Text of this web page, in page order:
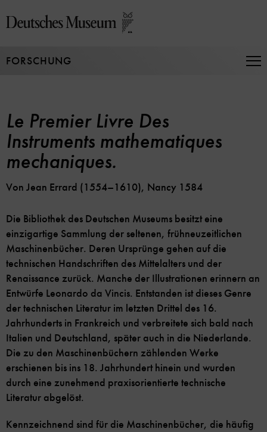
zum
FORSCHUNG
Le Premier Livre Des
Instruments mathematiques
mechaniques.
Von Jean Errard (1554–1610), Nancy 1584
Die Bibliothek des Deutschen Museums besitzt eine
einzigartige Sammlung der seltenen, frühneuzeitlichen
Maschinenbücher. Deren Ursprünge gehen auf die
technischen Handschriften des Mittelalters und der
Renaissance zurück. Manche der Illustrationen erinnern an
Entwürfe Leonardo da Vincis. Entstanden ist dieses Genre
der technischen Literatur im letzten Drittel des 16.
Jahrhunderts in Frankreich und verbreitete sich bald nach
Italien und Deutschland, später auch in die Niederlande.
Die zu den Maschinenbüchern zählenden Werke
erschienen bis ins 18. Jahrhundert hinein und wurden
durch eine zunehmend praxisorientierte technische
Literatur abgelöst.
Kennzeichnend sind für die Maschinenbücher, die häufig